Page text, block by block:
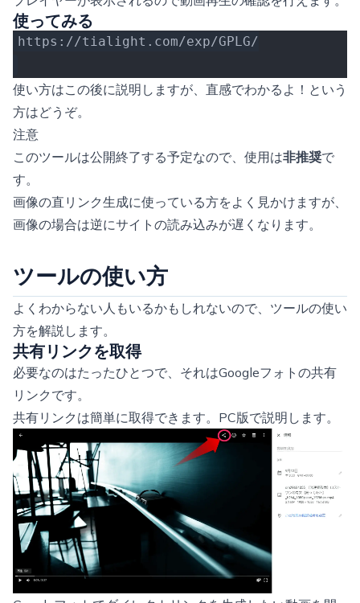
使ってみる
https://tialight.com/exp/GPLG/
使い方はこの後に説明しますが、直感でわかるよ！という
方はどうぞ。
注意
このツールは公開終了する予定なので、使用は非推奨で
す。
画像の直リンク生成に使っている方をよく見かけますが、
画像の場合は逆にサイトの読み込みが遅くなります。
ツールの使い方
よくわからない人もいるかもしれないので、ツールの使い
方を解説します。
共有リンクを取得
必要なのはたったひとつで、それはGoogleフォトの共有
リンクです。
共有リンクは簡単に取得できます。PC版で説明します。